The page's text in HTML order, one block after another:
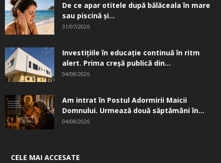
De ce apar otitele după bălăceala în mare
sau piscină și...
31/07/2026
Investițiile în educație continuă în ritm
alert. Prima creşă publică din...
04/08/2026
Am intrat în Postul Adormirii Maicii
Domnului. Urmează două săptămâni în...
04/08/2026
CELE MAI ACCESATE